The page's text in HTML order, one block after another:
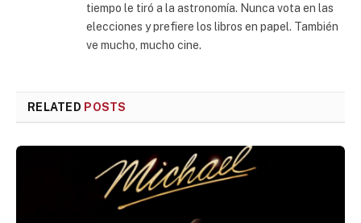
tiempo le tiró a la astronomía. Nunca vota en las
elecciones y prefiere los libros en papel. También
ve mucho, mucho cine.
RELATED POSTS